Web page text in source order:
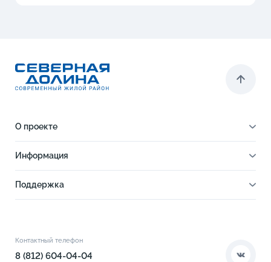
О проекте
Инфраструктура
Благоустройство
Информация
Поддержка
О компании
Контактный телефон
8 (812) 604-04-04